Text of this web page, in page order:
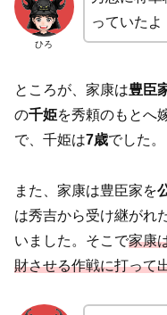
ひろ
っていたよ
ところが、家康は豊臣
の千姫を秀頼のもとへ
で、千姫は7歳でした。
また、家康は豊臣家を
は秀吉から受け継がれ
いました。そこで家康
財させる作戦に打って